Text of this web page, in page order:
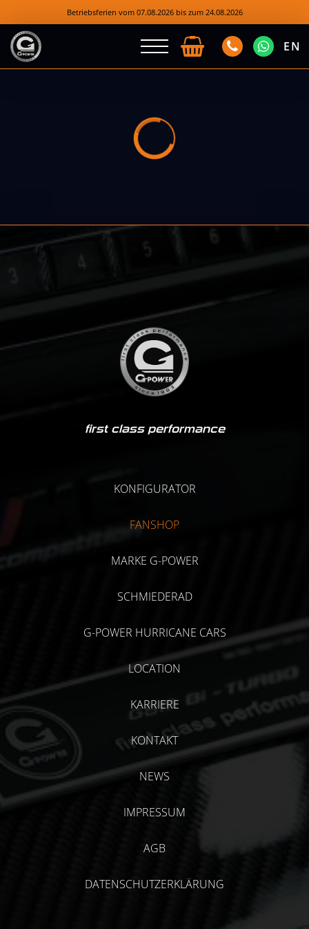
Betriebsferien vom 07.08.2026 bis zum 24.08.2026
EN
first class performance
KONFIGURATOR
FANSHOP
MARKE G-POWER
SCHMIEDERAD
G-POWER HURRICANE CARS
LOCATION
KARRIERE
KONTAKT
NEWS
IMPRESSUM
AGB
DATENSCHUTZERKLÄRUNG